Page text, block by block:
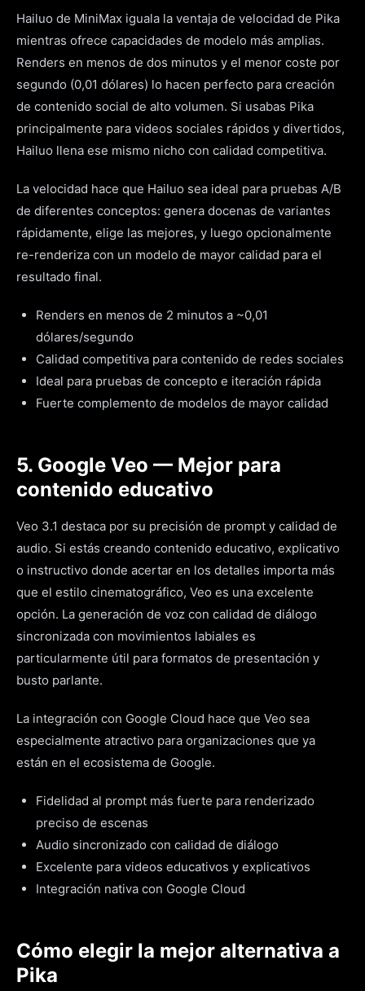
Hailuo de MiniMax iguala la ventaja de velocidad de Pika
mientras ofrece capacidades de modelo más amplias.
Renders en menos de dos minutos y el menor coste por
segundo (0,01 dólares) lo hacen perfecto para creación
de contenido social de alto volumen. Si usabas Pika
principalmente para videos sociales rápidos y divertidos,
Hailuo llena ese mismo nicho con calidad competitiva.
La velocidad hace que Hailuo sea ideal para pruebas A/B
de diferentes conceptos: genera docenas de variantes
rápidamente, elige las mejores, y luego opcionalmente
re-renderiza con un modelo de mayor calidad para el
resultado final.
Renders en menos de 2 minutos a ~0,01
dólares/segundo
Calidad competitiva para contenido de redes sociales
Ideal para pruebas de concepto e iteración rápida
Fuerte complemento de modelos de mayor calidad
5. Google Veo — Mejor para
contenido educativo
Veo 3.1 destaca por su precisión de prompt y calidad de
audio. Si estás creando contenido educativo, explicativo
o instructivo donde acertar en los detalles importa más
que el estilo cinematográfico, Veo es una excelente
opción. La generación de voz con calidad de diálogo
sincronizada con movimientos labiales es
particularmente útil para formatos de presentación y
busto parlante.
La integración con Google Cloud hace que Veo sea
especialmente atractivo para organizaciones que ya
están en el ecosistema de Google.
Fidelidad al prompt más fuerte para renderizado
preciso de escenas
Audio sincronizado con calidad de diálogo
Excelente para videos educativos y explicativos
Integración nativa con Google Cloud
Cómo elegir la mejor alternativa a
Pika